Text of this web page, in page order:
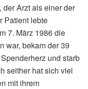
Arzt als einer der
Patient lebte
7. März 1986 die
war, bekam der 39
und starb
seither hat sich viel
mit ihrem